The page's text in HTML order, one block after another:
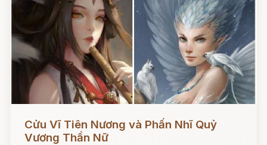
Cửu Vĩ Tiên Nương và Phấn Nhĩ Quỷ
Vương Thần Nữ